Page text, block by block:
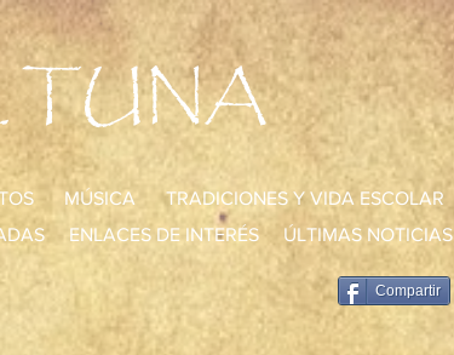
TUNA
MÚSICA
TRADICIONES Y VIDA ESCOLAR
ENLACES DE INTERÉS ÚLTIMAS NOTICIAS
Compartir